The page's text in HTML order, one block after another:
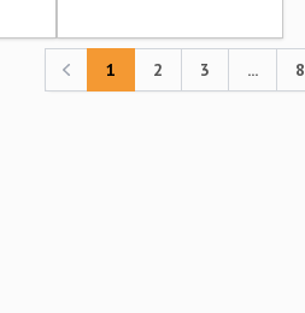
Previous
1 2 3 ...